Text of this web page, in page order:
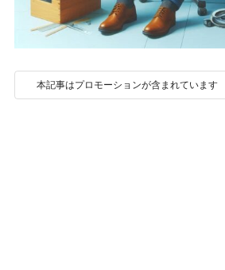
本記事はプロモーションが含まれています